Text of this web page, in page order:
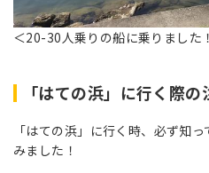
＜20-30人乗りの船に乗りました
「はての浜」に行く際の
「はての浜」に行く時、必ず知
みました！